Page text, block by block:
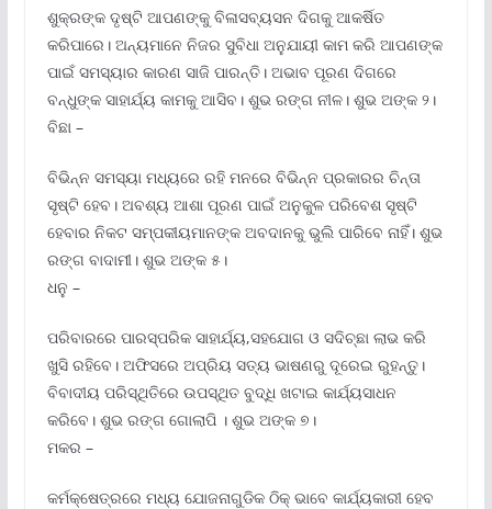
ଶୁକ୍ରଙ୍କ ଦୃଷ୍ଟି ଆପଣଙ୍କୁ ବିଳାସବ୍ୟସନ ଦିଗକୁ ଆକର୍ଷିତ
କରିପାରେ। ଅନ୍ୟମାନେ ନିଜର ସୁବିଧା ଅନୁଯାୟୀ କାମ କରି ଆପଣଙ୍କ
ପାଇଁ ସମସ୍ୟାର କାରଣ ସାଜି ପାରନ୍ତି। ଅଭାବ ପୂରଣ ଦିଗରେ
ବନ୍ଧୁଙ୍କ ସାହାର୍ଯ୍ୟ କାମକୁ ଆସିବ। ଶୁଭ ରଙ୍ଗ ନୀଳ। ଶୁଭ ଅଙ୍କ ୨।
ବିଛା –
ବିଭିନ୍ନ ସମସ୍ୟା ମଧ୍ୟରେ ରହି ମନରେ ବିଭିନ୍ନ ପ୍ରକାରର ଚିନ୍ତା
ସୃଷ୍ଟି ହେବ। ଅବଶ୍ୟ ଆଶା ପୂରଣ ପାଇଁ ଅନୁକୁଳ ପରିବେଶ ସୃଷ୍ଟି
ହେବାର ନିକଟ ସମ୍ପକୀୟମାନଙ୍କ ଅବଦାନକୁ ଭୁଲି ପାରିବେ ନାହିଁ। ଶୁଭ
ରଙ୍ଗ ବାଦାମୀ। ଶୁଭ ଅଙ୍କ ୫।
ଧନୁ –
ପରିବାରରେ ପାରସ୍ପରିକ ସାହାର୍ଯ୍ୟ,ସହଯୋଗ ଓ ସଦିଚ୍ଛା ଲାଭ କରି
ଖୁସି ରହିବେ। ଅଫିସରେ ଅପ୍ରିୟ ସତ୍ୟ ଭାଷଣରୁ ଦୂରେଇ ରୁହନ୍ତୁ।
ବିବାଦୀୟ ପରିସ୍ଥିତିରେ ଉପସ୍ଥିତ ବୁଦ୍ଧି ଖଟାଇ କାର୍ଯ୍ୟସାଧନ
କରିବେ। ଶୁଭ ରଙ୍ଗ ଗୋଲାପି । ଶୁଭ ଅଙ୍କ ୭।
ମକର –
କର୍ମକ୍ଷେତ୍ରରେ ମଧ୍ୟ ଯୋଜନାଗୁଡିକ ଠିକ୍ ଭାବେ କାର୍ଯ୍ୟକାରୀ ହେବ